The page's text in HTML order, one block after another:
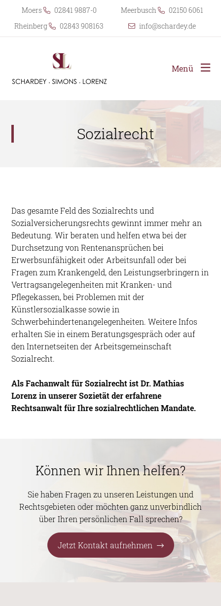
Moers 02841 9887-0 Meerbusch
02150 6061
Rheinberg
02843 908163 info@schardey.de
Menü
Sozialrecht
Das gesamte Feld des Sozialrechts und
Sozialversicherungsrechts gewinnt immer mehr an
Bedeutung. Wir beraten und helfen etwa bei der
Durchsetzung von Rentenansprüchen bei
Erwerbsunfähigkeit oder Arbeitsunfall oder bei
Fragen zum Krankengeld, den Leistungserbringern in
Vertragsangelegenheiten mit Kranken- und
Pflegekassen, bei Problemen mit der
Künstlersozialkasse sowie in
Schwerbehindertenangelegenheiten. Weitere Infos
erhalten Sie in einem Beratungsgespräch oder auf
den Internetseiten der Arbeitsgemeinschaft
Sozialrecht.
Als Fachanwalt für Sozialrecht ist Dr. Mathias
Lorenz in unserer Sozietät der erfahrene
Rechtsanwalt für Ihre sozialrechtlichen Mandate.
Können wir Ihnen helfen?
Sie haben Fragen zu unseren Leistungen und
Rechtsgebieten oder möchten ganz unverbindlich
über Ihren persönlichen Fall sprechen?
Jetzt Kontakt aufnehmen